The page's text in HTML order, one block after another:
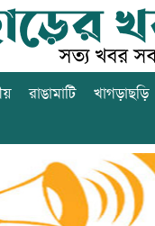
রাঙামাটি খাগড়াছড়ি